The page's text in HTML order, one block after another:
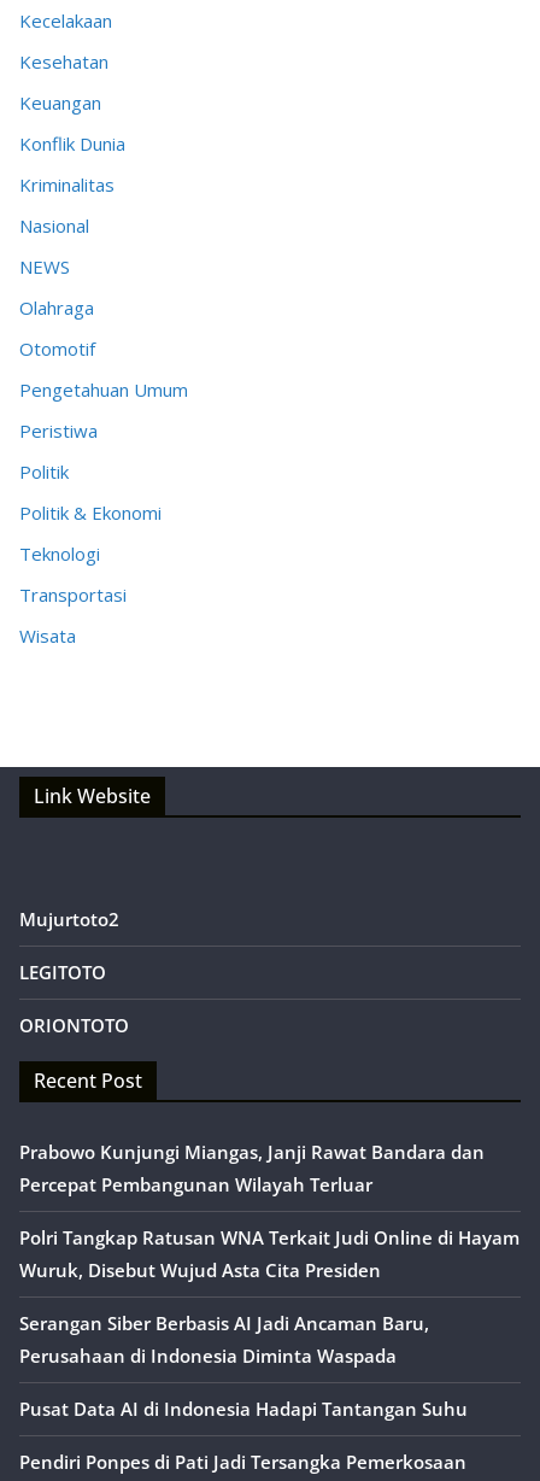
Kecelakaan
Kesehatan
Keuangan
Konflik Dunia
Kriminalitas
Nasional
NEWS
Olahraga
Otomotif
Pengetahuan Umum
Peristiwa
Politik
Politik & Ekonomi
Teknologi
Transportasi
Wisata
Link Website
Mujurtoto2
LEGITOTO
ORIONTOTO
Recent Post
Prabowo Kunjungi Miangas, Janji Rawat Bandara dan
Percepat Pembangunan Wilayah Terluar
Polri Tangkap Ratusan WNA Terkait Judi Online di Hayam
Wuruk, Disebut Wujud Asta Cita Presiden
Serangan Siber Berbasis AI Jadi Ancaman Baru,
Perusahaan di Indonesia Diminta Waspada
Pusat Data AI di Indonesia Hadapi Tantangan Suhu
Pendiri Ponpes di Pati Jadi Tersangka Pemerkosaan